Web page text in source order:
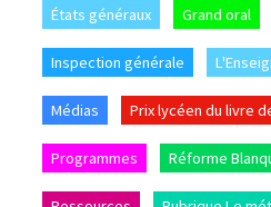
États généraux Grand oral
Inspection générale
Médias Prix lycéen du livre
Programmes Réforme